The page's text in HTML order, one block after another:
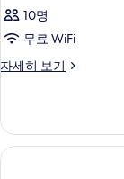
10명
무료 WiFi
자세히 보기
객
히
보
기